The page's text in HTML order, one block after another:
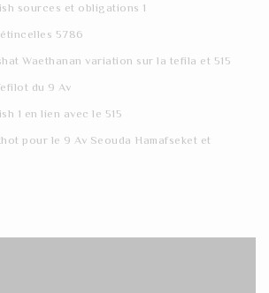
sources et obligations 1
5786
Waethanan variation sur la tefila et 515
du 9 Av
1 en lien avec le 515
pour le 9 Av Seouda Hamafseket et